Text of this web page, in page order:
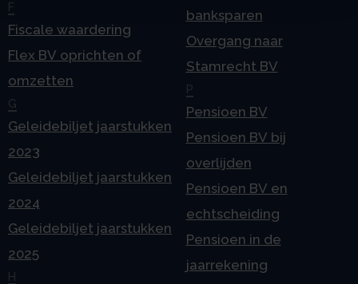
F
Fiscale waardering
Flex BV oprichten of
omzetten
G
Geleidebiljet jaarstukken
2023
Geleidebiljet jaarstukken
2024
Geleidebiljet jaarstukken
2025
H
banksparen
Overgang naar
Stamrecht BV
P
Pensioen BV
Pensioen BV bij
overlijden
Pensioen BV en
echtscheiding
Pensioen in de
jaarrekening